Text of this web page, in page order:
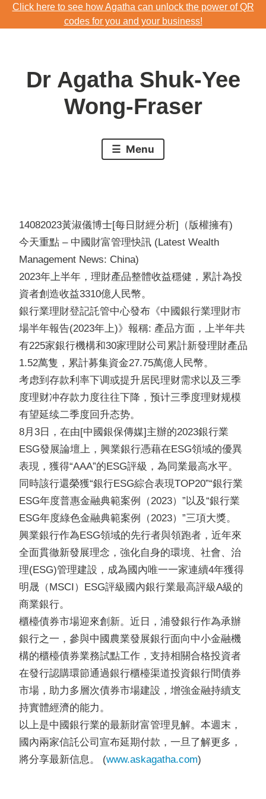
Skip
to
Click here to see how Agatha can unlock the power of QR
codes for you and your business!
codes for you and your business!
Dr Agatha Shuk-Yee
Wong-Fraser
Menu
14082023黃淑儀博士[每日財經分析]（版權擁有)
今天重點 – 中國財富管理快訊 (Latest Wealth
Management News: China)
2023年上半年，理財產品整體收益穩健，累計為投
資者創造收益3310億人民幣。
銀行業理財登記託管中心發布《中國銀行業理財市
場半年報告(2023年上)》報稱: 產品方面，上半年共
有225家銀行機構和30家理財公司累計新發理財產品
1.52萬隻，累計募集資金27.75萬億人民幣。
考虑到存款利率下调或提升居民理财需求以及三季
度理财冲存款力度往往下降，预计三季度理财规模
有望延续二季度回升态势。
8月3日，在由[中國銀保傳媒]主辦的2023銀行業
ESG發展論壇上，興業銀行憑藉在ESG領域的優異
表現，獲得“AAA”的ESG評級，為同業最高水平。
同時該行還榮獲“銀行ESG綜合表現TOP20”“銀行業
ESG年度普惠金融典範案例（2023）”以及“銀行業
ESG年度綠色金融典範案例（2023）”三項大獎。
興業銀行作為ESG領域的先行者與領跑者，近年來
全面貫徹新發展理念，強化自身的環境、社會、治
理(ESG)管理建設，成為國內唯一一家連續4年獲得
明晟（MSCI）ESG評級國內銀行業最高評級A級的
商業銀行。
櫃檯債券市場迎來創新。近日，浦發銀行作為承辦
銀行之一，參與中國農業發展銀行面向中小金融機
構的櫃檯債券業務試點工作，支持相關合格投資者
在發行認購環節通過銀行櫃檯渠道投資銀行間債券
市場，助力多層次債券市場建設，增強金融持續支
持實體經濟的能力。
以上是中國銀行業的最新財富管理見解。本週末，
國內兩家信託公司宣布延期付款，一旦了解更多，
將分享最新信息。 (www.askagatha.com)